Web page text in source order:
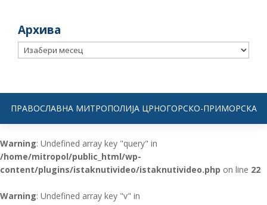
Архива
Архива
ПРАВОСЛАВНА МИТРОПОЛИЈА ЦРНОГОРСКО-ПРИМОРСКА
Warning: Undefined array key "query" in
/home/mitropol/public_html/wp-
content/plugins/istaknutivideo/istaknutivideo.php on line 22
Warning: Undefined array key "v" in